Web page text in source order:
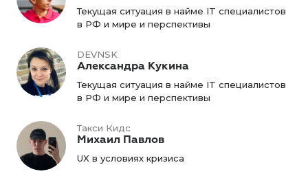
Текущая ситуация в найме IT специалистов
в РФ и мире и перспективы
DEVNSK
Александра Кукина
Текущая ситуация в найме IT специалистов
в РФ и мире и перспективы
Такси Кидс
Михаил Павлов
UX в условиях кризиса